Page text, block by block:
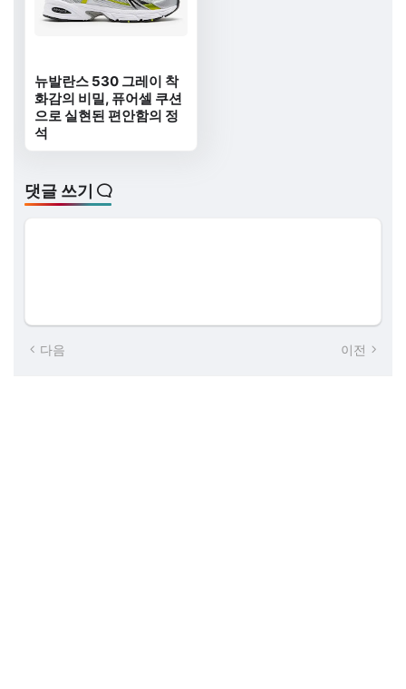
뉴발란스 530 그레이 착
화감의 비밀, 퓨어셀 쿠션
으로 실현된 편안함의 정
석
댓글 쓰기
다음 이전